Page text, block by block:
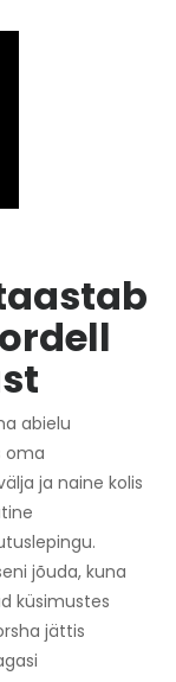
abielu
oma
ja naine kolis
jõuda, kuna
küsimustes
jättis